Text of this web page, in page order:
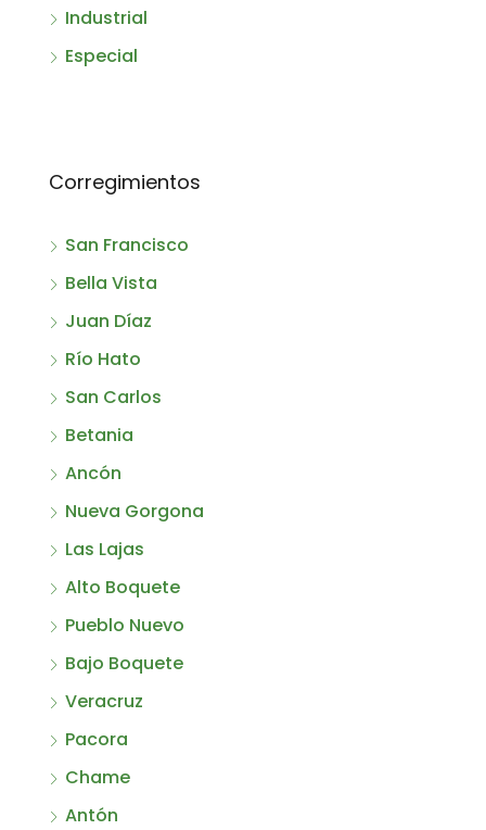
Industrial
Especial
Corregimientos
San Francisco
Bella Vista
Juan Díaz
Río Hato
San Carlos
Betania
Ancón
Nueva Gorgona
Las Lajas
Alto Boquete
Pueblo Nuevo
Bajo Boquete
Veracruz
Pacora
Chame
Antón